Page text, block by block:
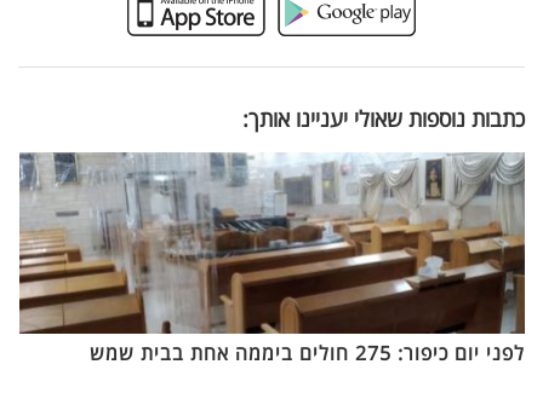
כתבות נוספות שאולי יעניינו אותך:
לפני יום כיפור: 275 חולים ביממה אחת בבית שמש